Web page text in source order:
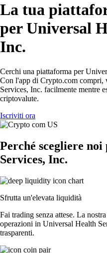
La tua
per Universal
Inc.
Cerchi una piattaforma per
Con l'app di Crypto.com compri,
Services, Inc. facilmente mentre
criptovalute.
Iscriviti ora
Perché scegliere
Services, Inc.
Sfrutta un'elevata liquidità
Fai trading senza attese. La
operazioni in Universal Health
trasparenti.